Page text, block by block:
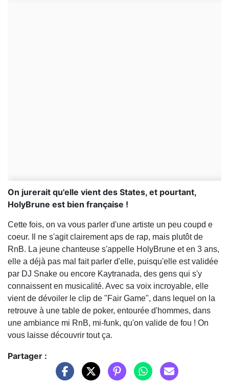
On jurerait qu'elle vient des States, et pourtant,
HolyBrune est bien française !
Cette fois, on va vous parler d'une artiste un peu coupd e
coeur. Il ne s'agit clairement aps de rap, mais plutôt de
RnB. La jeune chanteuse s'appelle HolyBrune et en 3 ans,
elle a déjà pas mal fait parler d'elle, puisqu'elle est validée
par DJ Snake ou encore Kaytranada, des gens qui s'y
connaissent en musicalité. Avec sa voix incroyable, elle
vient de dévoiler le clip de "Fair Game", dans lequel on la
retrouve à une table de poker, entourée d'hommes, dans
une ambiance mi RnB, mi-funk, qu'on valide de fou ! On
vous laisse découvrir tout ça.
Partager :